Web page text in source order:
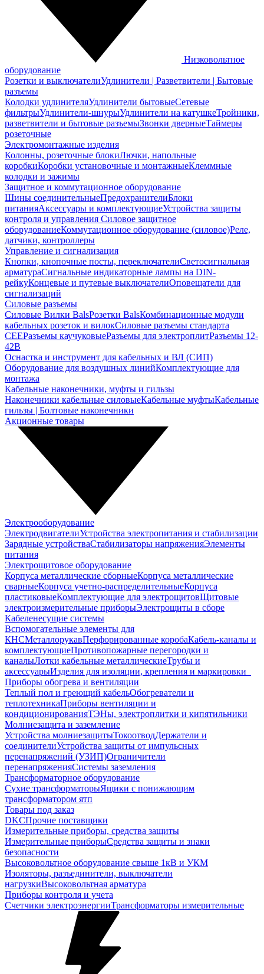
Низковольтное
оборудование
Розетки и выключателиУдлинители | Разветвители | Бытовые
разъемы
Колодки удлинителяУдлинители бытовыеСетевые
фильтрыУдлинители-шнурыУдлинители на катушкеТройники,
разветвители и бытовые разъемыЗвонки дверныеТаймеры
розеточные
Электромонтажные изделия
Колонны, розеточные блокиЛючки, напольные
коробкиКоробки установочные и монтажныеКлеммные
колодки и зажимы
Защитное и коммутационное оборудование
Шины соединительныеПредохранителиБлоки
питанияАксессуары и комплектующиеУстройства защиты
контроля и управления Силовое защитное
оборудованиеКоммутационное оборудование (силовое)Реле,
датчики, контроллеры
Управление и сигнализация
Кнопки, кнопочные посты, переключателиСветосигнальная
арматураСигнальные индикаторные лампы на DIN-
рейкуКонцевые и путевые выключателиОповещатели для
сигнализаций
Силовые разъемы
Силовые Вилки BalsРозетки BalsКомбинационные модули
кабельных розеток и вилокСиловые разъемы стандарта
CEEРазъемы каучуковыеРазъемы для электроплитРазъемы 12-
42В
Оснастка и инструмент для кабельных и ВЛ (СИП)
Оборудование для воздушных линийКомплектующие для
монтажа
Кабельные наконечники, муфты и гильзы
Наконечники кабельные силовыеКабельные муфтыКабельные
гильзы | Болтовые наконечники
Акционные товары
Электрооборудование
ЭлектродвигателиУстройства электропитания и стабилизации
Зарядные устройстваСтабилизаторы напряженияЭлементы
питания
Электрощитовое оборудование
Корпуса металлические сборныеКорпуса металлические
сварныеКорпуса учетно-распределительныеКорпуса
пластиковыеКомплектующие для электрощитовЩитовые
электроизмерительные приборыЭлектрощиты в сборе
Кабеленесущие системы
Вспомогательные элементы для
КНСМеталлорукавПерфорированные коробаКабель-каналы и
комплектующиеПротивопожарные перегородки и
каналыЛотки кабельные металлическиеТрубы и
аксессуарыИзделия для изоляции, крепления и маркировки
Приборы обогрева и вентиляции
Теплый пол и греющий кабельОбогреватели и
теплотехникаПриборы вентиляции и
кондиционированияТЭНы, электроплитки и кипятильники
Молниезащита и заземление
Устройства молниезащитыТокоотводДержатели и
соединителиУстройства защиты от импульсных
перенапряжений (УЗИП)Ограничители
перенапряженияСистемы заземления
Трансформаторное оборудование
Сухие трансформаторыЯщики с понижающим
трансформатором ятп
Товары под заказ
DKCПрочие поставщики
Измерительные приборы, средства защиты
Измерительные приборыСредства защиты и знаки
безопасности
Высоковольтное оборудование свыше 1кВ и УКМ
Изоляторы, разъединители, выключатели
нагрузкиВысоковольтная арматура
Приборы контроля и учета
Счетчики электроэнергииТрансформаторы измерительные